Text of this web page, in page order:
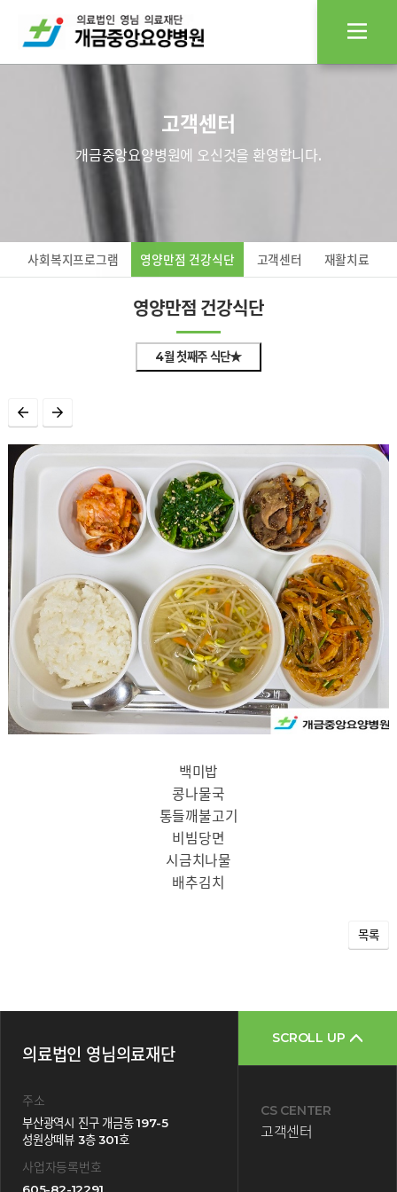
사회복지프로그램 영양만점 건강식단 고객센터 재활치료
고객센터
개금중앙요양병원에 오신것을 환영합니다.
영양만점 건강식단
4월 첫째주 식단★
백미밥
콩나물국
통들깨불고기
비빔당면
시금치나물
배추김치
목록
의료법인 영님의료재단
주소
부산광역시 진구 개금동 197-5
성원상떼뷰 3층 301호
사업자등록번호
605-82-12291
SCROLL UP
CS CENTER
고객센터